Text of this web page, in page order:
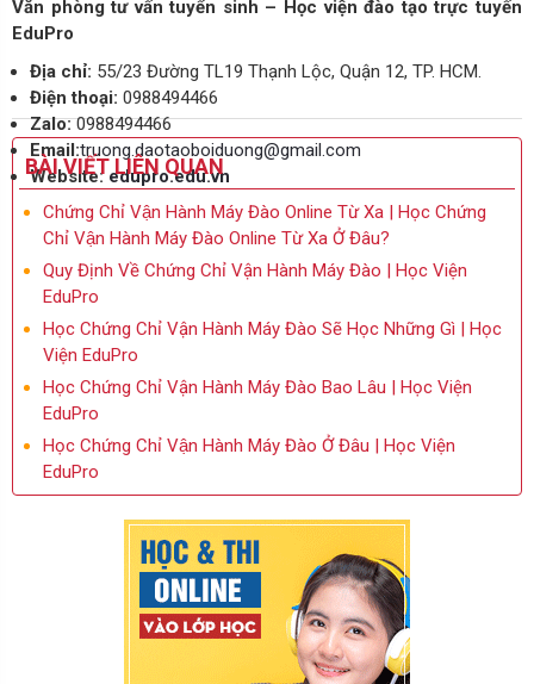
Văn phòng tư vấn tuyển sinh – Học viện đào tạo trực tuyến
EduPro
Địa chỉ: 55/23 Đường TL19 Thạnh Lộc, Quận 12, TP. HCM.
Điện thoại: 0988494466
Zalo:0988494466
Email:truong.daotaoboiduong@gmail.com
Website: edupro.edu.vn
BÀI VIẾT LIÊN QUAN
Chứng Chỉ Vận Hành Máy Đào Online Từ Xa | Học Chứng
Chỉ Vận Hành Máy Đào Online Từ Xa Ở Đâu?
Quy Định Về Chứng Chỉ Vận Hành Máy Đào | Học Viện
EduPro
Học Chứng Chỉ Vận Hành Máy Đào Sẽ Học Những Gì | Học
Viện EduPro
Học Chứng Chỉ Vận Hành Máy Đào Bao Lâu | Học Viện
EduPro
Học Chứng Chỉ Vận Hành Máy Đào Ở Đâu | Học Viện
EduPro